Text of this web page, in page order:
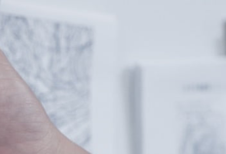
格取得支援
象予報士講座について
気象予報士講座クリア
受講のご案内